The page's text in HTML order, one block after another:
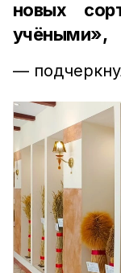
новых
учёными»,
—